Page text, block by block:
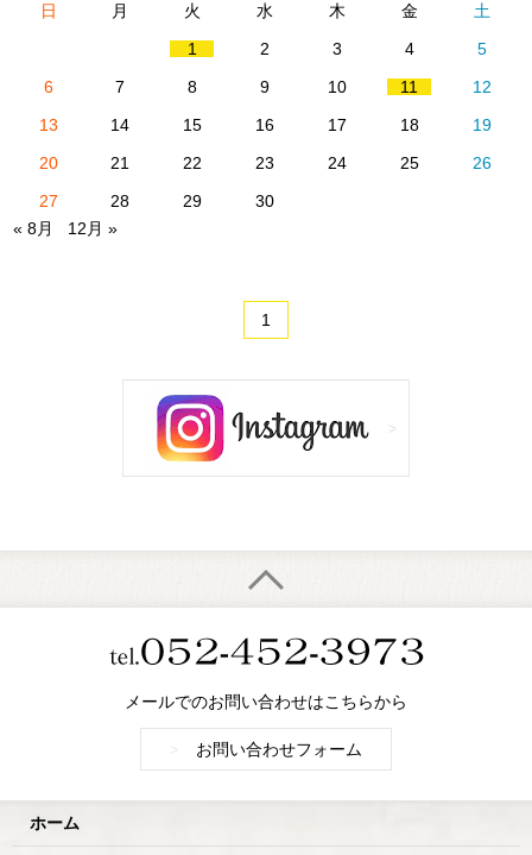
日 月 火 水 木 金
土
1
2 3 4
5
6
7 8 9 10 11
12
13
14 15 16 17 18
19
20
21 22 23 24 25
26
27
28 29
30
« 8月
12月 »
1
メールでのお問い合わせはこちらから
お問い合わせフォーム
ホーム